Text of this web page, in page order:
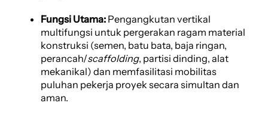
Fungsi Utama: Pengangkutan vertikal
multifungsi untuk pergerakan ragam material
konstruksi (semen, batu bata, baja ringan,
perancah/scaffolding, partisi dinding, alat
mekanikal) dan memfasilitasi mobilitas
puluhan pekerja proyek secara simultan dan
aman.